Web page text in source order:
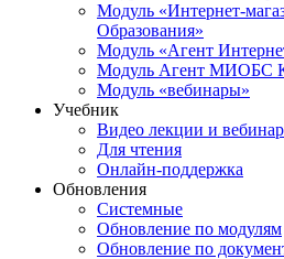
Модуль «Интернет-
Образования»
Модуль «Агент
Модуль Агент МИОБС
Модуль «вебинары»
Учебник
Видео лекции и
Для чтения
Онлайн-поддержка
Обновления
Системные
Обновление по модулям
Обновление по